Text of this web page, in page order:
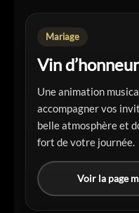
Mariage
Vin
Une animation
accompagner vos
belle atmosphère et
fort de votre journée.
Voir la page